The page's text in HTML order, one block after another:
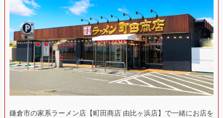
鎌倉市の家系ラーメン店【町田商店 由比ヶ浜店】で一緒にお店を